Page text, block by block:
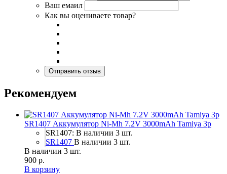
Ваш емаил
Как вы оцениваете товар?
Рекомендуем
SR1407 Аккумулятор Ni-Mh 7.2V 3000mAh Tamiya 3p
SR1407: В наличии 3 шт.
SR1407 В наличии 3 шт.
В наличии 3 шт.
900 р.
В корзину